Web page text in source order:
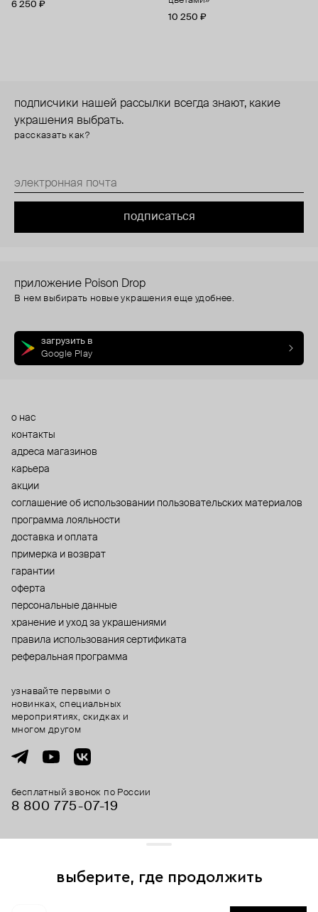
6 250 ₽
10 250 ₽
подписчики нашей рассылки всегда знают, какие
украшения выбрать.
рассказать как?
подписаться
приложение Poison Drop
В нем выбирать новые украшения еще удобнее.
загрузить в
Google Play
о нас
контакты
адреса магазинов
карьера
акции
cоглашение об использовании пользовательских материалов
программа лояльности
доставка и оплата
примерка и возврат
гарантии
оферта
персональные данные
хранение и уход за украшениями
правила использования сертификата
реферальная программа
бесплатный звонок по России
8 800 775⁠-07⁠-19
узнавайте первыми о
новинках, специальных
мероприятиях, скидках и
многом другом
выберите, где продолжить